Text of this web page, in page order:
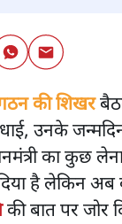
की शिखर
उनके
का कुछ
है लेकिन
की बात पर जोर